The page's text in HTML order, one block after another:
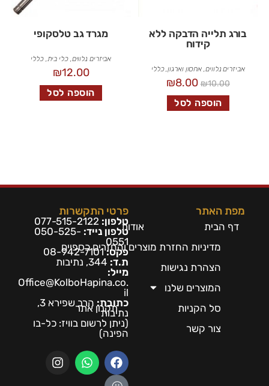
בורג תלייה הדבקה ללא
קידוח
אביזרים נלווים, אחסון וארגון,כללי
₪10.00
₪8.00
הוספה לסל
מגרד גב טלסקופי
אביזרים נלווים,כלי בית,כללי
₪12.00
הוספה לסל
מפת האתר
דף הבית
אודות
מדיניות החזרת מוצרים והחזרים כספיים
הצהרת נגישות
המוצרים שלנו
סל הקניות
תקנון אתר
צור קשר
פרטי התקשרות
טלפון: 077-515-2122
טלפון נייד: 050-525-
0551
פקס:08-942-7101
ת.ד:
מייל:
Office@KolboHapina.co.
il
כתובת:
הרב שפירא 3,
נתיבות
(ניתן לרשום בוויז: כל-בו
הפינה)